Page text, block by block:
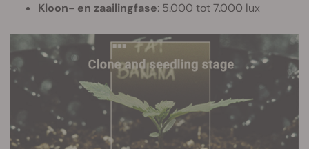
Kloon- en zaailingfase: 5.000 tot 7.000 lux